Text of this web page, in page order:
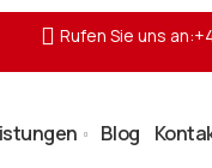
Rufen Sie uns
Blog